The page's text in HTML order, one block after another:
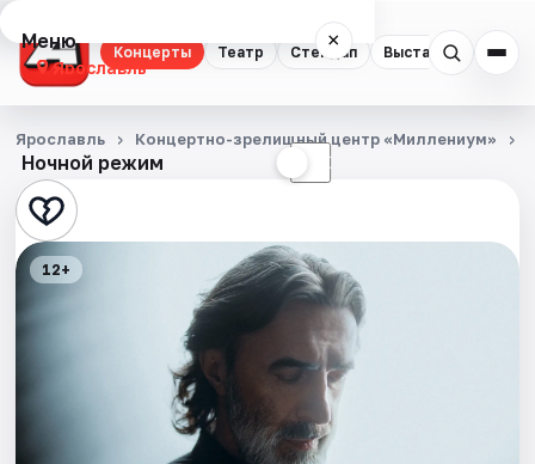
Концерты Театр Стендап Выставки
Меню ×
Ярославль
Концерты
Театр
Стендап
Ночной режим ☾
Ярославль Концертно-зрелищный центр «Миллениум»
12+